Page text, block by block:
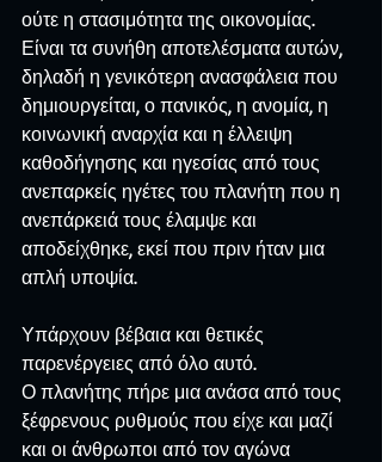
ούτε η στασιμότητα της οικονομίας.
Είναι τα συνήθη αποτελέσματα αυτών,
δηλαδή η γενικότερη ανασφάλεια που
δημιουργείται, ο πανικός, η ανομία, η
κοινωνική αναρχία και η έλλειψη
καθοδήγησης και ηγεσίας από τους
ανεπαρκείς ηγέτες του πλανήτη που η
ανεπάρκειά τους έλαμψε και
αποδείχθηκε, εκεί που πριν ήταν μια
απλή υποψία.
Υπάρχουν βέβαια και θετικές
παρενέργειες από όλο αυτό.
Ο πλανήτης πήρε μια ανάσα από τους
ξέφρενους ρυθμούς που είχε και μαζί
και οι άνθρωποι από τον αγώνα